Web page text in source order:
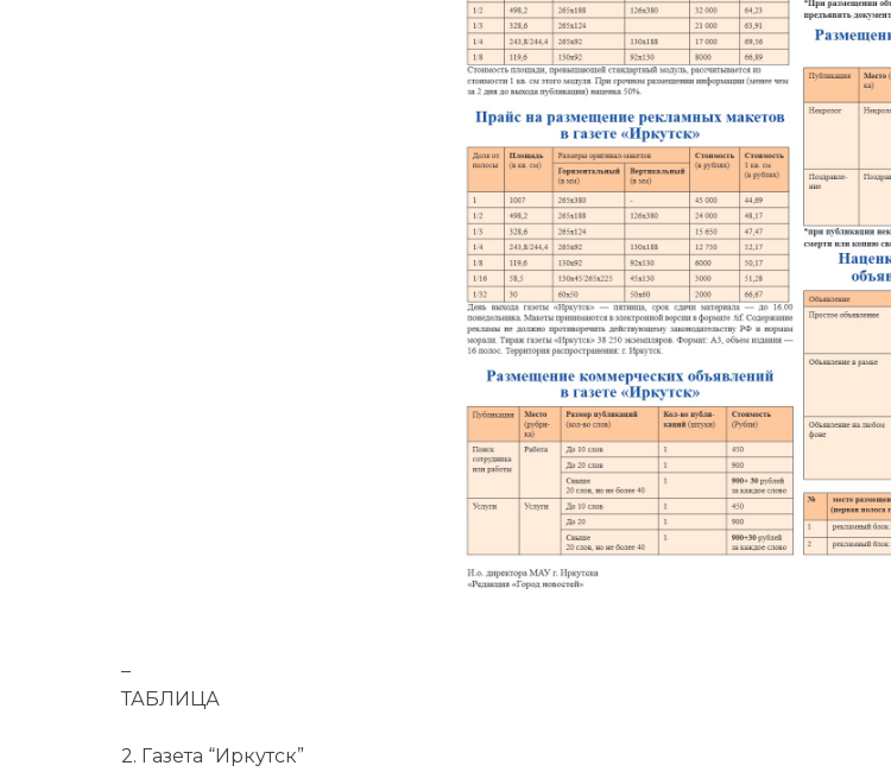
–
ТАБЛИЦА
2. Газета “Иркутск”